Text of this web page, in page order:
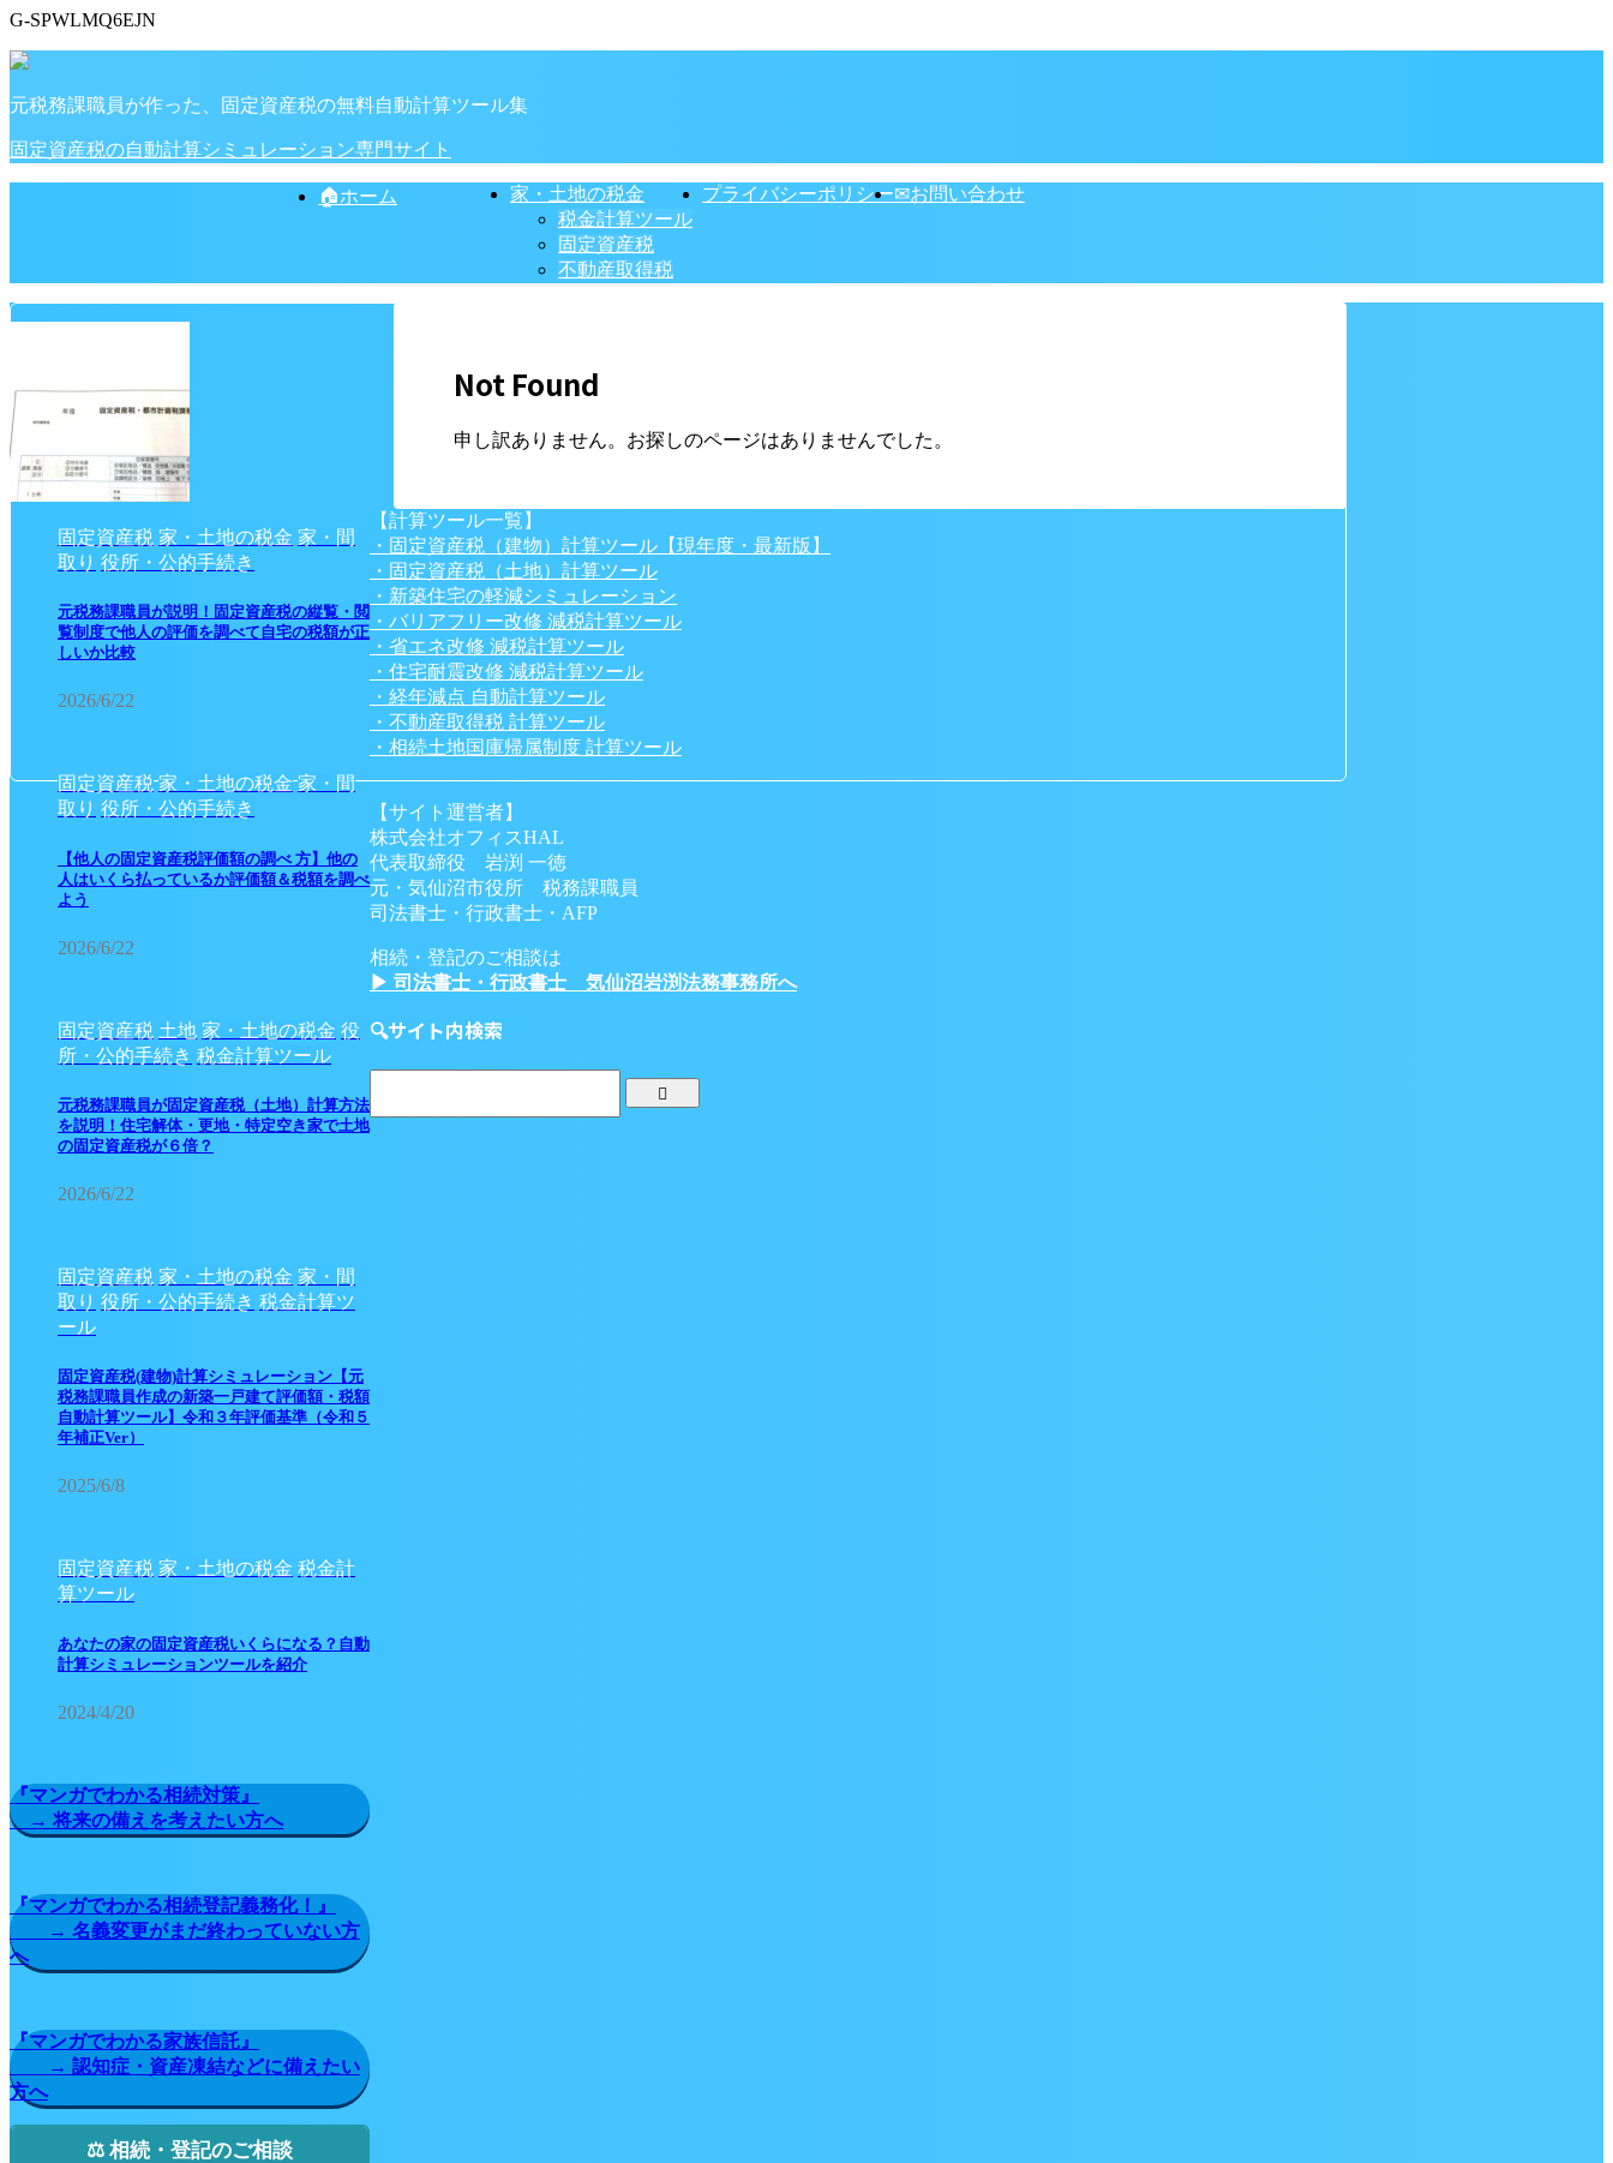
G-SPWLMQ6EJN
元税務課職員が作った、固定資産税の無料自動計算ツール集
固定資産税の自動計算シミュレーション専門サイト
🏠ホーム
家・土地の税金
税金計算ツール
固定資産税
不動産取得税
プライバシーポリシー✉お問い合わせ
Not Found
申し訳ありません。お探しのページはありませんでした。
固定資産税 家・土地の税金 家・間
取り 役所・公的手続き
元税務課職員が説明！固定資産税の縦覧・閲
覧制度で他人の評価を調べて自宅の税額が正
しいか比較
2026/6/22
固定資産税 家・土地の税金 家・間
取り 役所・公的手続き
【他人の固定資産税評価額の調べ 方】他の
人はいくら払っているか評価額＆税額を調べ
よう
2026/6/22
固定資産税 土地 家・土地の税金 役
所・公的手続き 税金計算ツール
元税務課職員が固定資産税（土地）計算方法
を説明！住宅解体・更地・特定空き家で土地
の固定資産税が６倍？
2026/6/22
固定資産税 家・土地の税金 家・間
取り 役所・公的手続き 税金計算ツ
ール
固定資産税(建物)計算シミュレーション【元
税務課職員作成の新築一戸建て評価額・税額
自動計算ツール】令和３年評価基準（令和５
年補正Ver）
2025/6/8
固定資産税 家・土地の税金 税金計
算ツール
あなたの家の固定資産税いくらになる？自動
計算シミュレーションツールを紹介
2024/4/20
『マンガでわかる相続対策』
→ 将来の備えを考えたい方へ
『マンガでわかる相続登記義務化！』
→ 名義変更がまだ終わっていない方
へ
『マンガでわかる家族信託』
→ 認知症・資産凍結などに備えたい
方へ
⚖️ 相続・登記のご相談
【計算ツール一覧】
・固定資産税（建物）計算ツール【現年度・最新版】
・固定資産税（土地）計算ツール
・新築住宅の軽減シミュレーション
・バリアフリー改修 減税計算ツール
・省エネ改修 減税計算ツール
・住宅耐震改修 減税計算ツール
・経年減点 自動計算ツール
・不動産取得税 計算ツール
・相続土地国庫帰属制度 計算ツール
【サイト運営者】
株式会社オフィスHAL
代表取締役 岩渕 一徳
元・気仙沼市役所 税務課職員
司法書士・行政書士・AFP
相続・登記のご相談は
▶ 司法書士・行政書士 気仙沼岩渕法務事務所へ
🔍サイト内検索